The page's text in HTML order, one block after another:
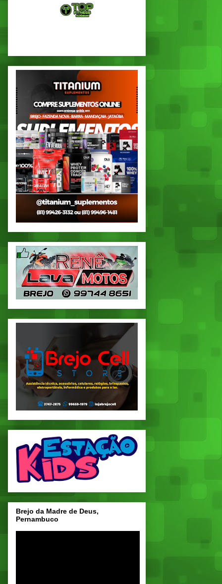
Brejo da Madre de Deus,
Pernambuco